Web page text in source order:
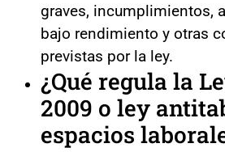
graves, incumplimientos,
bajo rendimiento y otras
previstas por la ley.
¿Qué regula la
2009 o ley
espacios